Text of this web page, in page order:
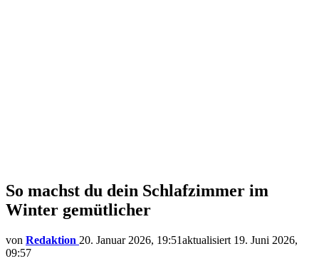
So machst du dein Schlafzimmer im
Winter gemütlicher
von Redaktion 20. Januar 2026, 19:51aktualisiert 19. Juni 2026,
09:57